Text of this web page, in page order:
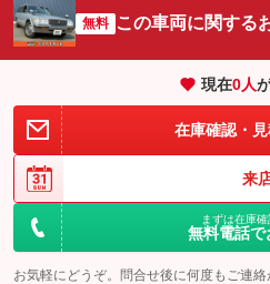
無料 この車両に関する
現在0人
在庫確認・
来
まずは在庫
無料電話で
お気軽にどうぞ。問合せ後に何度もご連